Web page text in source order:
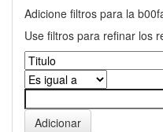
Adicione filtros para la
Use filtros para refinar los